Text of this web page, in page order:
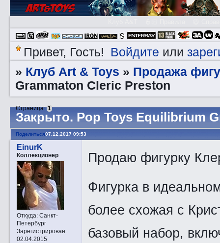
Привет, Гость! Войдите или
» Клуб Art & Toys » Продажа
Grammaton Cleric Preston
Закрытo. Pop Toys Equilibrium
Страница:1
Поделиться07.12.2017 09:53
EinurK
Коллекционер
Откуда:Санкт-
Петербург
Зарегистрирован:
02.04.2015
Продаю фигурку
Фигурка в
более схожая с
базовый набор,